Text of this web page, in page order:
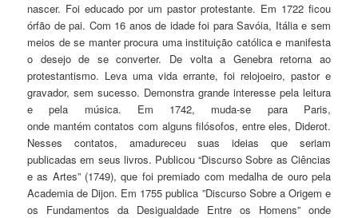
nascer. Foi educado por um pastor protestante. Em 1722 ficou
órfão de pai. Com 16 anos de idade foi para Savóia, Itália e sem
meios de se manter procura uma instituição católica e manifesta
o desejo de se converter. De volta a Genebra retorna ao
protestantismo. Leva uma vida errante, foi relojoeiro, pastor e
gravador, sem sucesso. Demonstra grande interesse pela leitura
e pela música. Em 1742, muda-se para Paris,
onde mantém contatos com alguns filósofos, entre eles, Diderot.
Nesses contatos, amadureceu suas ideias que seriam
publicadas em seus livros. Publicou “Discurso Sobre as Ciências
e as Artes” (1749), que foi premiado com medalha de ouro pela
Academia de Dijon. Em 1755 publica ”Discurso Sobre a Origem e
os Fundamentos da Desigualdade Entre os Homens” onde